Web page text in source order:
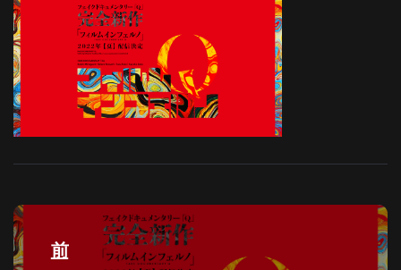
投
稿
前